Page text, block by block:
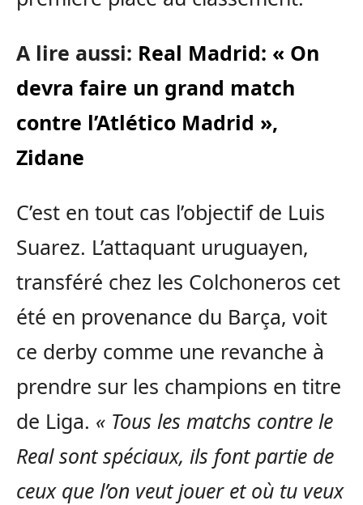
A lire aussi: Real Madrid: « On
devra faire un grand match
contre l’Atlético Madrid »,
Zidane
C’est en tout cas l’objectif de Luis
Suarez. L’attaquant uruguayen,
transféré chez les Colchoneros cet
été en provenance du Barça, voit
ce derby comme une revanche à
prendre sur les champions en titre
de Liga. « Tous les matchs contre le
Real sont spéciaux, ils font partie de
ceux que l’on veut jouer et où tu veux